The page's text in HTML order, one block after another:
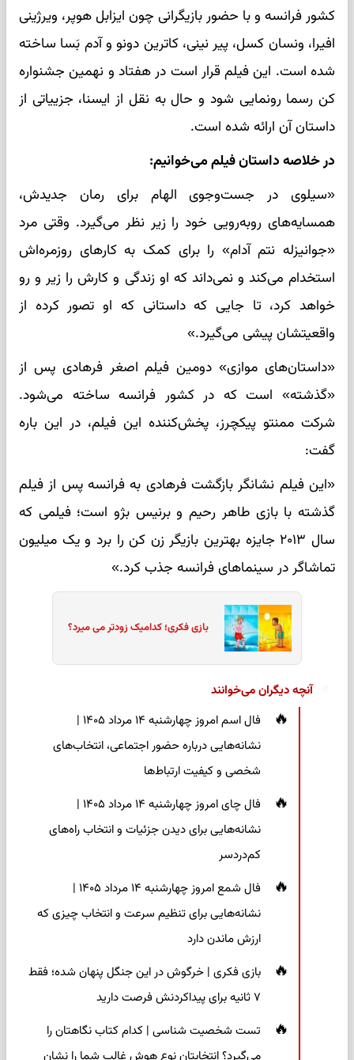
کشور فرانسه و با حضور بازیگرانی چون ایزابل هوپر، ویرژینی
افیرا، ونسان کسل، پیر نینی، کاترین دونو و آدم بَسا ساخته
شده است. این فیلم قرار است در هفتاد و نهمین جشنواره
کن رسما رونمایی شود و حال به نقل از ایسنا، جزییاتی از
داستان آن ارائه شده است.
در خلاصه داستان فیلم می‌خوانیم:
«سیلوی در جست‌وجوی الهام برای رمان جدیدش،
همسایه‌های روبه‌رویی خود را زیر نظر می‌گیرد. وقتی مرد
«جوانیزله نتم آدام» را برای کمک به کارهای روزمره‌اش
استخدام می‌کند و نمی‌داند که او زندگی و کارش را زیر و رو
خواهد کرد، تا جایی که داستانی که او تصور کرده از
واقعیتشان پیشی می‌گیرد.»
«داستان‌های موازی» دومین فیلم اصغر فرهادی پس از
«گذشته» است که در کشور فرانسه ساخته می‌شود.
شرکت ممنتو پیکچرز، پخش‌کننده این فیلم، در این باره
گفت:
«این فیلم نشانگر بازگشت فرهادی به فرانسه پس از فیلم
گذشته با بازی طاهر رحیم و برنیس بژو است؛ فیلمی که
سال ۲۰۱۳ جایزه بهترین بازیگر زن کن را برد و یک میلیون
تماشاگر در سینماهای فرانسه جذب کرد.»
بازی فکری؛ کدامیک زودتر می میرد؟
آنچه دیگران می‌خوانند
فال اسم امروز چهارشنبه ۱۴ مرداد ۱۴۰۵ |
نشانه‌هایی درباره حضور اجتماعی، انتخاب‌های
شخصی و کیفیت ارتباط‌ها
فال چای امروز چهارشنبه ۱۴ مرداد ۱۴۰۵ |
نشانه‌هایی برای دیدن جزئیات و انتخاب راه‌های
کم‌دردسر
فال شمع امروز چهارشنبه ۱۴ مرداد ۱۴۰۵ |
نشانه‌هایی برای تنظیم سرعت و انتخاب چیزی که
ارزش ماندن دارد
بازی فکری | خرگوش در این جنگل پنهان شده؛ فقط
۷ ثانیه برای پیداکردنش فرصت دارید
تست شخصیت شناسی | کدام کتاب نگاهتان را